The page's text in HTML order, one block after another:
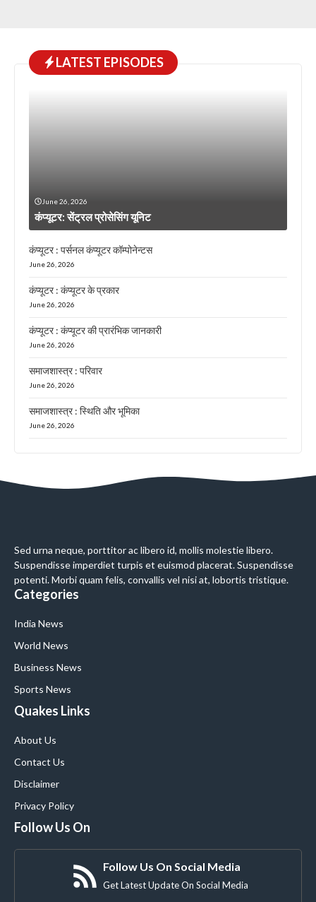
LATEST EPISODES
June 26, 2026
कंप्यूटर: सेंट्रल प्रोसेसिंग यूनिट
कंप्यूटर : पर्सनल कंप्यूटर कॉम्पोनेन्टस
June 26, 2026
कंप्यूटर : कंप्यूटर के प्रकार
June 26, 2026
कंप्यूटर : कंप्यूटर की प्रारंभिक जानकारी
June 26, 2026
समाजशास्त्र : परिवार
June 26, 2026
समाजशास्त्र : स्थिति और भूमिका
June 26, 2026
Sed urna neque, porttitor ac libero id, mollis molestie libero.
Suspendisse imperdiet turpis et euismod placerat. Suspendisse
potenti. Morbi quam felis, convallis vel nisi at, lobortis tristique.
Categories
India News
World News
Business News
Sports News
Quakes Links
About Us
Contact Us
Disclaimer
Privacy Policy
Follow Us On
Follow Us On Social Media
Get Latest Update On Social Media